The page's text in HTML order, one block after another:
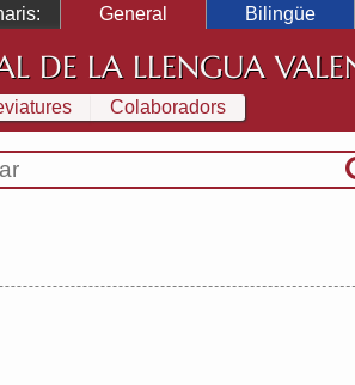
General Bilingüe
DE LA LLENGUA
Colaboradors